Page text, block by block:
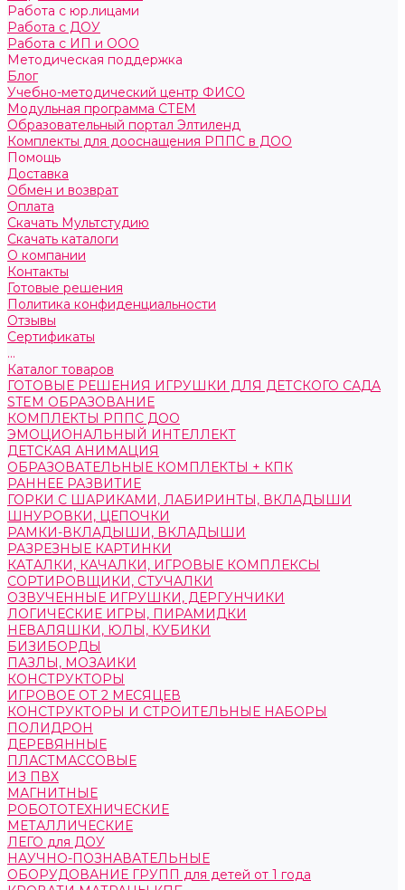
Работа с юр.лицами
Работа с ДОУ
Работа с ИП и ООО
Методическая поддержка
Блог
Учебно-методический центр ФИСО
Модульная программа СТЕМ
Образовательный портал Элтиленд
Комплекты для дооснащения РППС в ДОО
Помощь
Доставка
Обмен и возврат
Оплата
Скачать Мультстудию
Скачать каталоги
О компании
Контакты
Готовые решения
Политика конфиденциальности
Отзывы
Сертификаты
...
Каталог товаров
ГОТОВЫЕ РЕШЕНИЯ ИГРУШКИ ДЛЯ ДЕТСКОГО САДА
STEM ОБРАЗОВАНИЕ
КОМПЛЕКТЫ РППС ДОО
ЭМОЦИОНАЛЬНЫЙ ИНТЕЛЛЕКТ
ДЕТСКАЯ АНИМАЦИЯ
ОБРАЗОВАТЕЛЬНЫЕ КОМПЛЕКТЫ + КПК
РАННЕЕ РАЗВИТИЕ
ГОРКИ С ШАРИКАМИ, ЛАБИРИНТЫ, ВКЛАДЫШИ
ШНУРОВКИ, ЦЕПОЧКИ
РАМКИ-ВКЛАДЫШИ, ВКЛАДЫШИ
РАЗРЕЗНЫЕ КАРТИНКИ
КАТАЛКИ, КАЧАЛКИ, ИГРОВЫЕ КОМПЛЕКСЫ
СОРТИРОВЩИКИ, СТУЧАЛКИ
ОЗВУЧЕННЫЕ ИГРУШКИ, ДЕРГУНЧИКИ
ЛОГИЧЕСКИЕ ИГРЫ, ПИРАМИДКИ
НЕВАЛЯШКИ, ЮЛЫ, КУБИКИ
БИЗИБОРДЫ
ПАЗЛЫ, МОЗАИКИ
КОНСТРУКТОРЫ
ИГРОВОЕ ОТ 2 МЕСЯЦЕВ
КОНСТРУКТОРЫ И СТРОИТЕЛЬНЫЕ НАБОРЫ
ПОЛИДРОН
ДЕРЕВЯННЫЕ
ПЛАСТМАССОВЫЕ
ИЗ ПВХ
МАГНИТНЫЕ
РОБОТОТЕХНИЧЕСКИЕ
МЕТАЛЛИЧЕСКИЕ
ЛЕГО для ДОУ
НАУЧНО-ПОЗНАВАТЕЛЬНЫЕ
ОБОРУДОВАНИЕ ГРУПП для детей от 1 года